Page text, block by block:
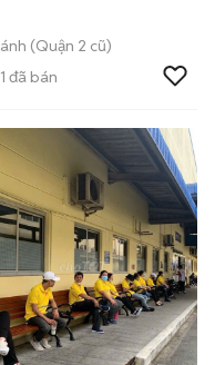
(Quận 2 cũ)
1 đã bán